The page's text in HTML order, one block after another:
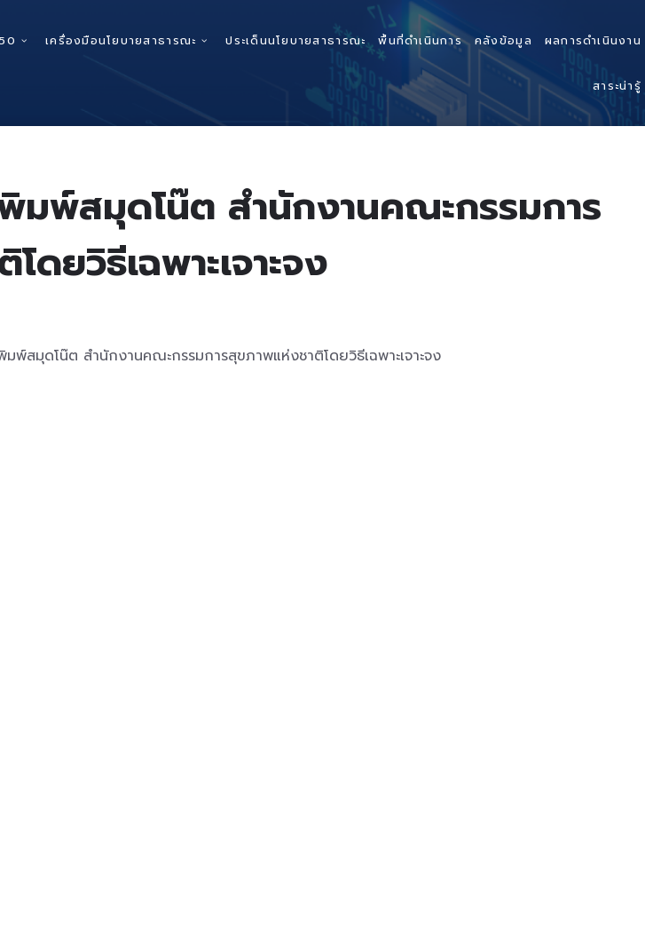
เครื่องมือนโยบายสาธารณะ ประเด็นนโยบายสาธารณะ พื้นที่ดำเนินการ คลังข้อมูล ผลการดำเนินงาน
สาระน่ารู้
พิมพ์สมุดโน๊ต สำนักงานคณะกรรมการ
ดยวิธีเฉพาะเจาะจง
พ์สมุดโน๊ต สำนักงานคณะกรรมการสุขภาพแห่งชาติโดยวิธีเฉพาะเจาะจง